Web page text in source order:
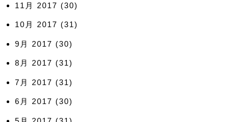
11月 2017 (30)
10月 2017 (31)
9月 2017 (30)
8月 2017 (31)
7月 2017 (31)
6月 2017 (30)